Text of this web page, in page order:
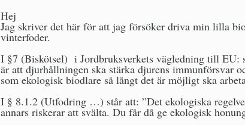
Hej
Jag skriver det här för att jag försöker driva min lilla
vinterfoder.
I §7 (Biskötsel) i Jordbruksverkets vägledning till EU:
är att djurhållningen ska stärka djurens immunförsvar
som ekologisk biodlare så långt det är möjligt ska
I § 8.1.2 (Utfodring …) står att: ”Det ekologiska
annars riskerar att svälta. Du får då ge ekologisk